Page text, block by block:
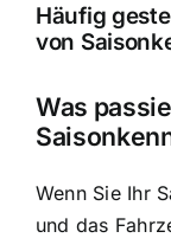
Häufig
von
Was
Wenn Sie Ihr
und das